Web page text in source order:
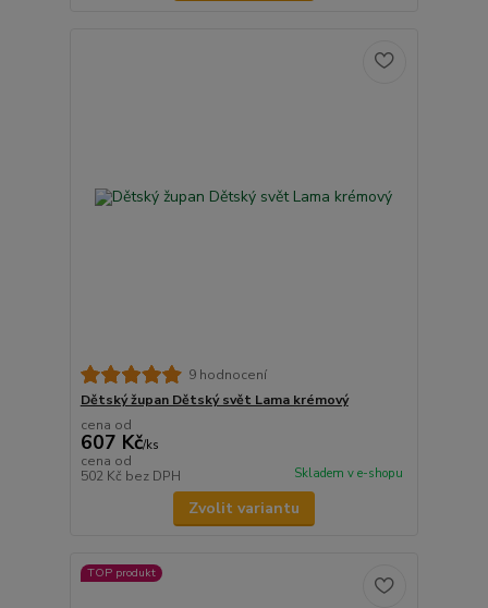
9 hodnocení
Dětský župan Dětský svět Lama krémový
cena od
607 Kč/ks
cena od
502 Kč bez DPH Skladem v e-shopu
Zvolit variantu
TOP produkt